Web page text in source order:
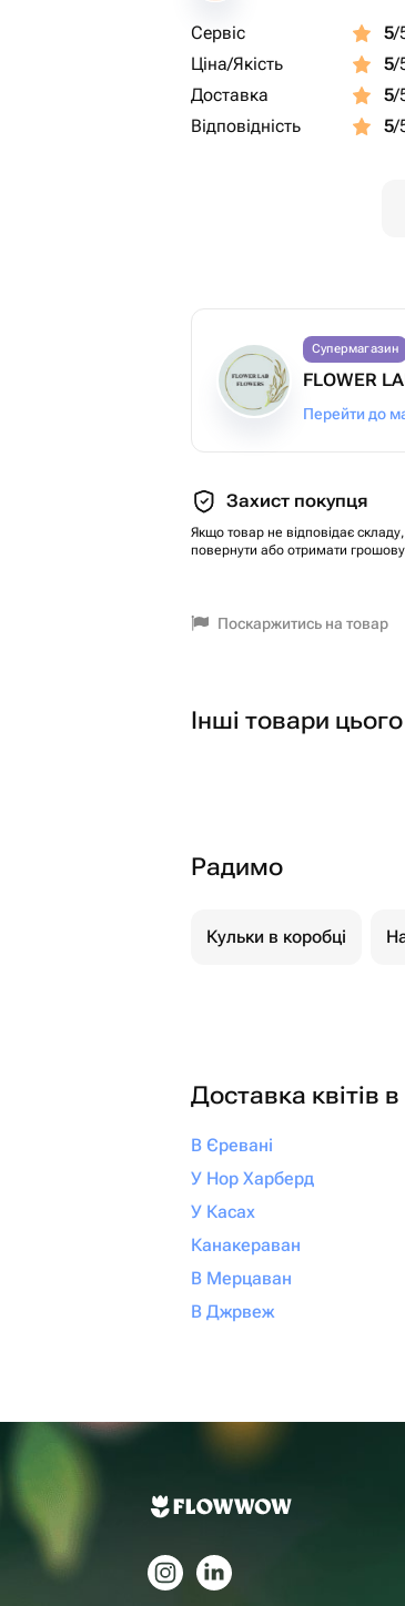
Сервіс 5/
Ціна/Якість
5/
Доставка
5/
Відповідність
5/
Супермагазин
FLOWER
Перейти до
Захист покупця
Якщо товар не відповідає
повернути або отримати
Поскаржитись на товар
Інші товари
Радимо
Кульки в коробці
Доставка квітів
В Єревані
У Нор Харберд
У Касах
Канакераван
В Мерцаван
В Джрвеж